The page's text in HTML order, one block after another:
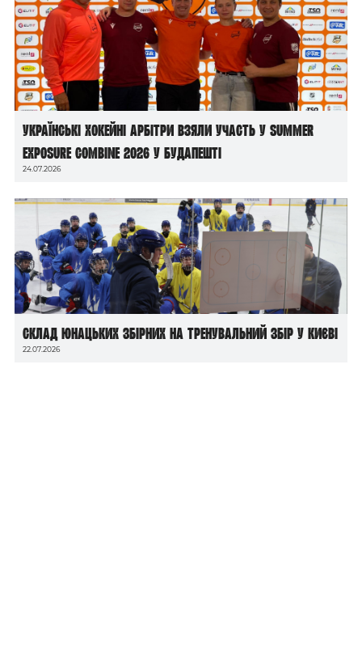
Українські хокейні арбітри взяли участь у Summer
Exposure Combine 2026 у Будапешті
24.07.2026
Склад юнацьких збірних на тренувальний збір у Києві
22.07.2026